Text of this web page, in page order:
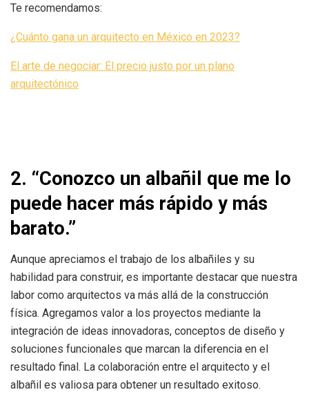
Te recomendamos:
¿Cuánto gana un arquitecto en México en 2023?
El arte de negociar: El precio justo por un plano
arquitectónico
2. “Conozco un albañil que me lo
puede hacer más rápido y más
barato.”
Aunque apreciamos el trabajo de los albañiles y su
habilidad para construir, es importante destacar que nuestra
labor como arquitectos va más allá de la construcción
física. Agregamos valor a los proyectos mediante la
integración de ideas innovadoras, conceptos de diseño y
soluciones funcionales que marcan la diferencia en el
resultado final. La colaboración entre el arquitecto y el
albañil es valiosa para obtener un resultado exitoso.